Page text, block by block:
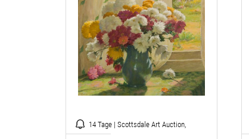
14 Tage | Scottsdale Art Auction,
Arizona